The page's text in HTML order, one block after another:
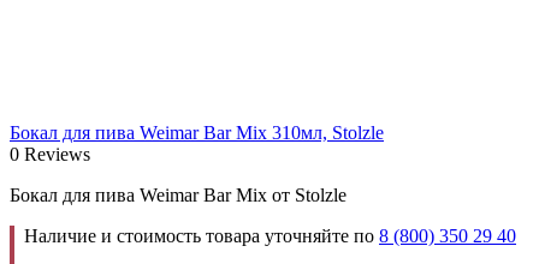
Бокал для пива Weimar Bar Mix 310мл, Stolzle
0 Reviews
Бокал для пива Weimar Bar Mix от Stolzle
Наличие и стоимость товара уточняйте по 8 (800) 350 29 40